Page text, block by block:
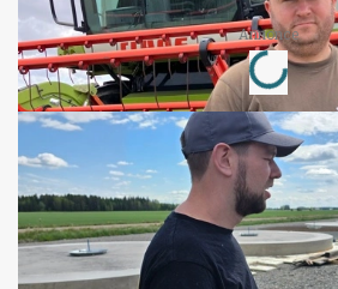
Annonce
Loading...